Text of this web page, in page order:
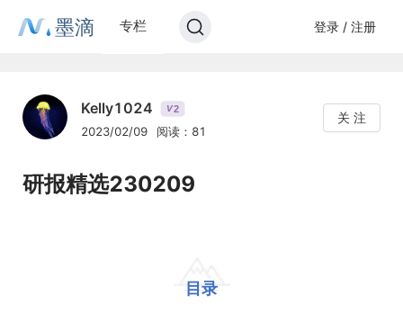
墨滴 专栏 登录 / 注册
Kelly1024 V2
2023/02/09 阅读：81
关 注
研报精选230209
目录